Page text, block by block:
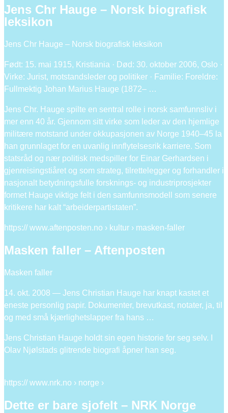
Jens Chr Hauge – Norsk biografisk
leksikon
Jens Chr Hauge – Norsk biografisk leksikon
Født: 15. mai 1915, Kristiania · Død: 30. oktober 2006, Oslo ·
Virke: Jurist, motstandsleder og politiker · Familie: Foreldre:
Fullmektig Johan Marius Hauge (1872– …
Jens Chr. Hauge spilte en sentral rolle i norsk samfunnsliv i
mer enn 40 år. Gjennom sitt virke som leder av den hjemlige
militære motstand under okkupasjonen av Norge 1940–45 la
han grunnlaget for en uvanlig innflytelsesrik karriere. Som
statsråd og nær politisk medspiller for Einar Gerhardsen i
gjenreisingstiåret og som strateg, tilrettelegger og forhandler i
nasjonalt betydningsfulle forsknings- og industriprosjekter
formet Hauge viktige felt i den samfunnsmodell som senere
kritikere har kalt “arbeiderpartistaten”.
https:// www.aftenposten.no › kultur › masken-faller
Masken faller – Aftenposten
Masken faller
14. okt. 2008 — Jens Christian Hauge har knapt kastet et
eneste personlig papir. Dokumenter, brevutkast, notater, ja, til
og med små kjærlighetslapper fra hans …
Jens Christian Hauge holdt sin egen historie for seg selv. I
Olav Njølstads glitrende biografi åpner han seg.
https:// www.nrk.no › norge ›
Dette er bare sjofelt – NRK Norge